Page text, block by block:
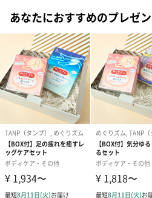
す。
いつでもどこでも手軽に使えて
いつも清潔な使いきりタイプ。立ち
かけのあとに、ふくらはぎや足裏に
ラベンダーミントの香り
あなたにおすすめのプレゼ